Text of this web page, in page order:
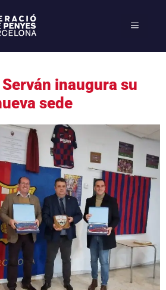
Serván inaugura su
sede